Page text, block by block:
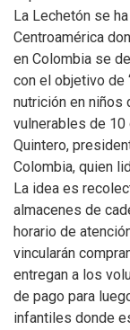
La Lechetón se
Centroamérica
en Colombia se
con el objetivo de
nutrición en niños
vulnerables de
Quintero,
Colombia, quien
La idea es
almacenes de
horario de
vincularán
entregan a los
de pago para
infantiles donde